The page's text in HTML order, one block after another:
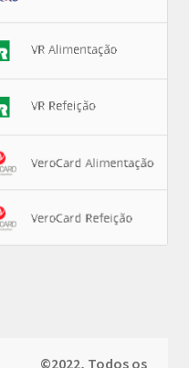
©2022, Todos os